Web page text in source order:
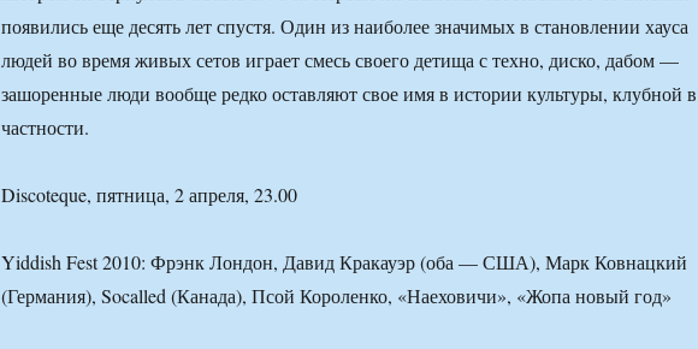
появились еще десять лет спустя. Один из наиболее значимых в становлении хауса
людей во время живых сетов играет смесь своего детища с техно, диско, дабом —
зашоренные люди вообще редко оставляют свое имя в истории культуры, клубной в
частности.
Discoteque, пятница, 2 апреля, 23.00
Yiddish Fest 2010: Фрэнк Лондон, Давид Кракауэр (оба — США), Марк Ковнацкий
(Германия), Socalled (Канада), Псой Короленко, «Наеховичи», «Жопа новый год»